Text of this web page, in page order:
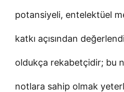
potansiyeli, entelektüel
katkı açısından
oldukça rekabetçidir; bu
notlara sahip olmak